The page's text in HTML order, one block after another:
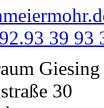
39 93
Giesing
30